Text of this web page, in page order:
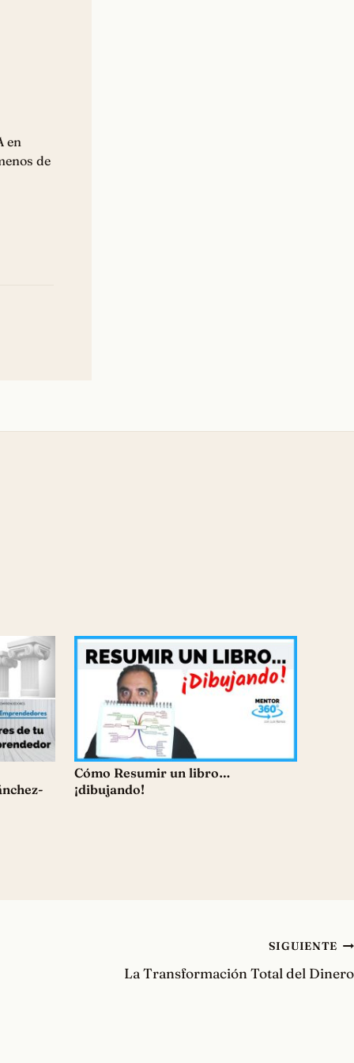
en
de
Cómo Resumir un libro…
¡dibujando!
SIGUIENTE
La Transformación Total del Dinero